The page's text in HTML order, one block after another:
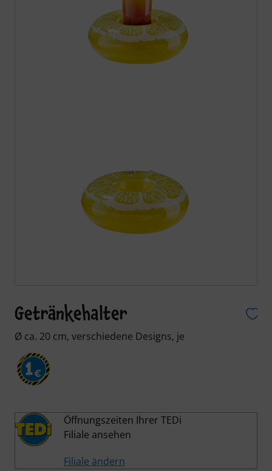
Getränkehalter
Ø ca. 20 cm, verschiedene Designs, je
1 €
Öffnungszeiten Ihrer TEDi
Filiale ansehen
Filiale ändern